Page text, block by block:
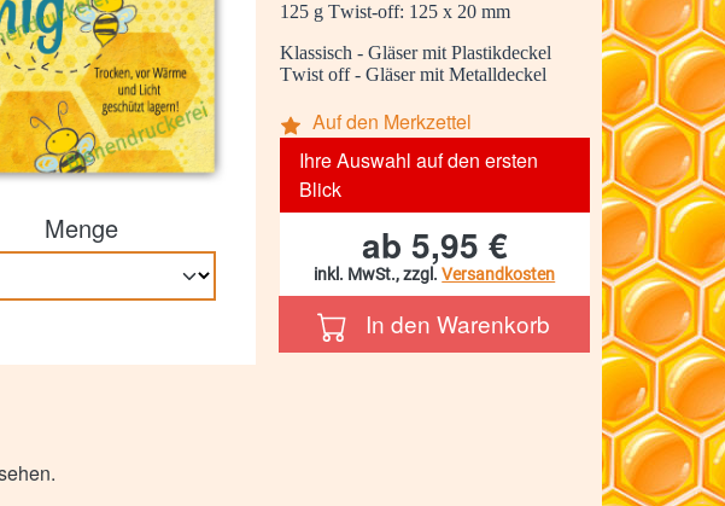
Menge
125 g Twist-off: 125 x 20 mm
Klassisch - Gläser mit Plastikdeckel
Twist off - Gläser mit Metalldeckel
Auf den Merkzettel
Ihre Auswahl auf den ersten
Blick
ab 5,95 €
inkl. MwSt., zzgl.Versandkosten
In den Warenkorb